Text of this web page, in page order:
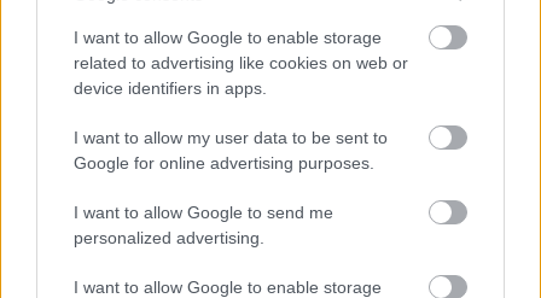
I want to allow Google to enable storage
related to advertising like cookies on web or
device identifiers in apps.
I want to allow my user data to be sent to
Google for online advertising purposes.
I want to allow Google to send me
personalized advertising.
I want to allow Google to enable storage
Látványos építési szakasz indult be a
Flórián téri felüljárón
Paks II.: Mit jelent az 5. blokk új
mérföldköve a felülvizsgálat
árnyékában?